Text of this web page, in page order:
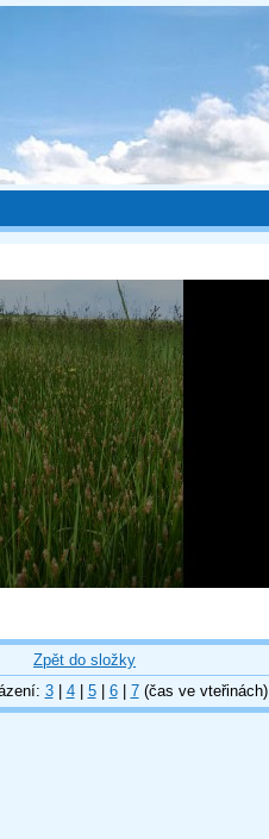
Zpět do složky
3| 4| 5| 6| 7(čas ve vteřinách)